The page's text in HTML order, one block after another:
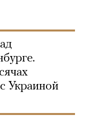
Украиной